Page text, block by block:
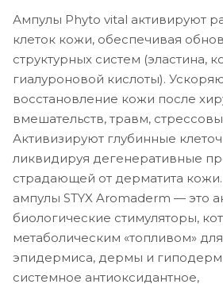
Ампулы Phyto vital активируют
клеток кожи, обеспечивая
структурных систем (эластина,
гиалуроновой кислоты).
восстановление кожи после
вмешательств, травм,
Активизируют глубинные
ликвидируя дегенеративные
страдающей от дерматита
ампулы STYX Aromaderm — это
биологические стимуляторы,
метаболическим «топливом»
эпидермиса, дермы и
системное антиоксидантное,